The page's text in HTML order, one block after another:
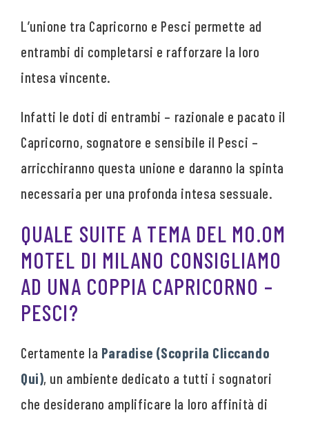
L’unione tra Capricorno e Pesci permette ad
entrambi di completarsi e rafforzare la loro
intesa vincente.
Infatti le doti di entrambi – razionale e pacato il
Capricorno, sognatore e sensibile il Pesci –
arricchiranno questa unione e daranno la spinta
necessaria per una profonda intesa sessuale.
QUALE SUITE A TEMA DEL MO.OM
MOTEL DI MILANO CONSIGLIAMO
AD UNA COPPIA CAPRICORNO –
PESCI?
Certamente la Paradise (Scoprila Cliccando
Qui), un ambiente dedicato a tutti i sognatori
che desiderano amplificare la loro affinità di